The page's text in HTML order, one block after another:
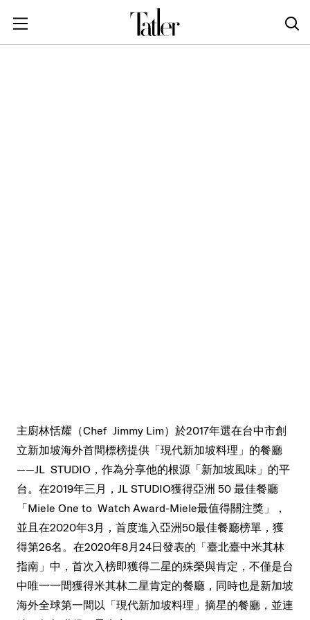
主廚林恬耀（Chef Jimmy Lim）於2017年選在台中市創
立新加坡海外首間標榜提供「現代新加坡料理」的餐廳
——JL STUDIO，作為分享他的根源「新加坡風味」的平
台。在2019年三月，JL STUDIO獲得亞洲 50 最佳餐廳
「Miele One to Watch Award-Miele最值得關注獎」，
並且在2020年3月，首度進入亞洲50最佳餐廳榜單，獲
得第26名。在2020年8月24日發表的「臺北臺中米其林
指南」中，首次入榜即獲得二星的殊榮與肯定，不僅是台
中唯一一間獲得米其林二星肯定的餐廳，同時也是新加坡
海外全球第一間以「現代新加坡料理」摘星的餐廳，並連